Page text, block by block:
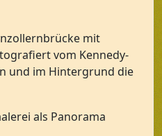
mit
vom Kennedy-
und im Hintergrund die